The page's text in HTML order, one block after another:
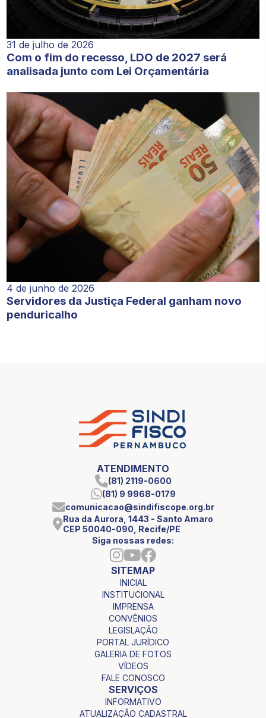
31 de julho de 2026
Com o fim do recesso, LDO de 2027 será
analisada junto com Lei Orçamentária
4 de junho de 2026
Servidores da Justiça Federal ganham novo
penduricalho
ATENDIMENTO
(81) 2119-0600
(81) 9 9968-0179
comunicacao@sindifiscope.org.br
Rua da Aurora, 1443 - Santo Amaro
CEP 50040-090, Recife/PE
Siga nossas redes:
SITEMAP
INICIAL
INSTITUCIONAL
IMPRENSA
CONVÊNIOS
LEGISLAÇÃO
PORTAL JURÍDICO
GALERIA DE FOTOS
VÍDEOS
FALE CONOSCO
SERVIÇOS
INFORMATIVO
ATUALIZAÇÃO CADASTRAL